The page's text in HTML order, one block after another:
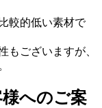
較的低い素材で
もございますが、
へのご案